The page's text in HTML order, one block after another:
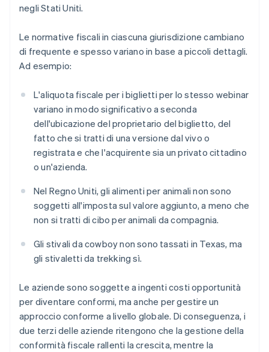
negli Stati Uniti.
Le normative fiscali in ciascuna giurisdizione cambiano
di frequente e spesso variano in base a piccoli dettagli.
Ad esempio:
L'aliquota fiscale per i biglietti per lo stesso webinar
variano in modo significativo a seconda
dell'ubicazione del proprietario del biglietto, del
fatto che si tratti di una versione dal vivo o
registrata e che l'acquirente sia un privato cittadino
o un'azienda.
Nel Regno Uniti, gli alimenti per animali non sono
soggetti all'imposta sul valore aggiunto, a meno che
non si tratti di cibo per animali da compagnia.
Gli stivali da cowboy non sono tassati in Texas, ma
gli stivaletti da trekking sì.
Le aziende sono soggette a ingenti costi opportunità
per diventare conformi, ma anche per gestire un
approccio conforme a livello globale. Di conseguenza, i
due terzi delle aziende ritengono che la gestione della
conformità fiscale rallenti la crescita, mentre la